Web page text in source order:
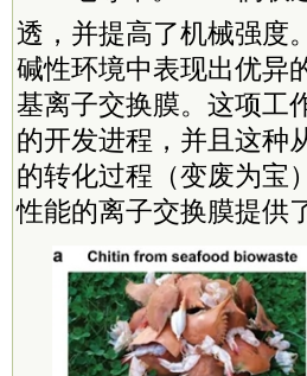
透，并提高了机械强度
碱性环境中表现出优异
基离子交换膜。这项工
的开发进程，并且这种
的转化过程（变废为宝
性能的离子交换膜提供